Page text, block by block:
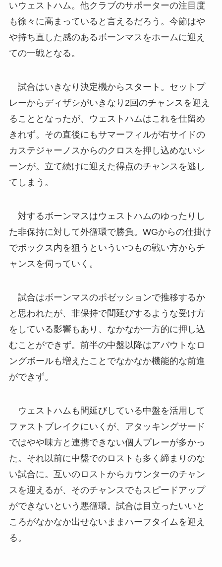
いウェストハム。他クラブのサポーターの注目度
も徐々に高まっていると言えるだろう。今節はや
や持ち直した感のあるボーンマスをホームに迎え
ての一戦となる。
試合はいきなり決定機からスタート。セットプ
レーからディザシがいきなり2回のチャンスを迎え
ることとなったが、ウェストハムはこれを仕留め
きれず。その直後にもサマーフィルが右サイドの
カステジャーノスからのクロスを押し込めないシ
ーンが。立て続けに迎えた得点のチャンスを逃し
てしまう。
対するボーンマスはウェストハムのゆったりし
た非保持に対して外循環で勝負。WGからの仕掛け
でボックス内を狙うといういつもの戦い方からチ
ャンスを伺っていく。
試合はボーンマスのポゼッションで推移するか
と思われたが、非保持で間延びするような受け方
をしている影響もあり、なかなか一方的に押し込
むことができず。前半の中盤以降はアバウトなロ
ングボールも増えたことでなかなか機能的な前進
ができず。
ウェストハムも間延びしている中盤を活用して
ファストブレイクにいくが、アタッキングサード
ではやや味方と連携できない個人プレーが多かっ
た。それ以前に中盤でのロストも多く締まりのな
い試合に。互いのロストからカウンターのチャン
スを迎えるが、そのチャンスでもスピードアップ
ができないという悪循環。試合は目立ったいいと
ころがなかなか出せないままハーフタイムを迎え
る。